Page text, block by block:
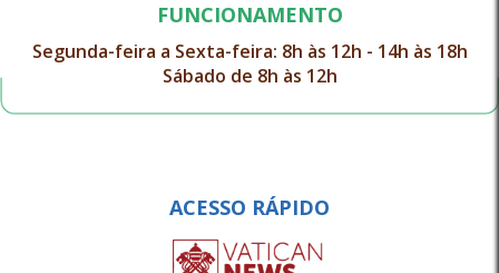
FUNCIONAMENTO
Segunda-feira a Sexta-feira: 8h às 12h - 14h às 18h
Sábado de 8h às 12h
ACESSO RÁPIDO